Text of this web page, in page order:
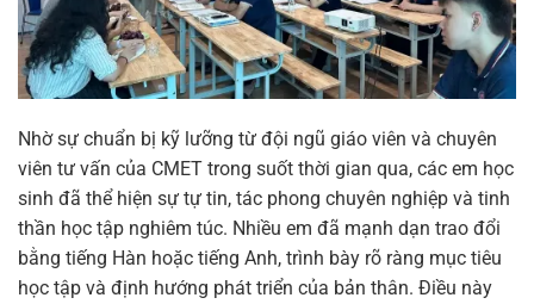
Nhờ sự chuẩn bị kỹ lưỡng từ đội ngũ giáo viên và chuyên
viên tư vấn của CMET trong suốt thời gian qua, các em học
sinh đã thể hiện sự tự tin, tác phong chuyên nghiệp và tinh
thần học tập nghiêm túc. Nhiều em đã mạnh dạn trao đổi
bằng tiếng Hàn hoặc tiếng Anh, trình bày rõ ràng mục tiêu
học tập và định hướng phát triển của bản thân. Điều này